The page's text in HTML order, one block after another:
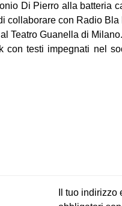
Di Pierro alla batteria
collaborare con Radio
Teatro Guanella di Milano.
con testi impegnati nel
Il tuo